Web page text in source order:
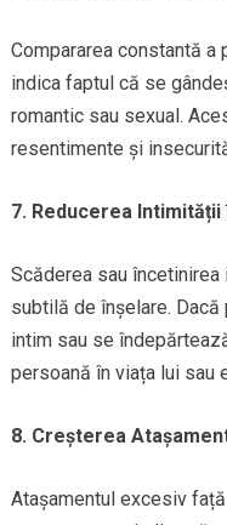
Compararea constantă a
indica faptul că se
romantic sau sexual.
resentimente și
7. Reducerea Intimității
Scăderea sau
subtilă de înșelare.
intim sau se
persoană în viața lui sau
8. Creșterea
Atașamentul excesiv